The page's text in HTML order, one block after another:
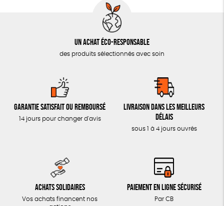
Un achat éco-responsable
des produits sélectionnés avec soin
Garantie satisfait ou remboursé
14 jours pour changer d'avis
Livraison dans les meilleurs
délais
sous 1 à 4 jours ouvrés
Achats solidaires
Vos achats financent nos
Paiement en ligne sécurisé
Par CB